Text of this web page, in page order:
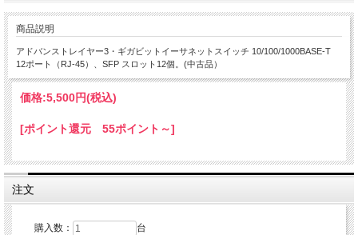
商品説明
アドバンストレイヤー3・ギガビットイーサネットスイッチ 10/100/1000BASE-T
12ポート（RJ-45）、SFP スロット12個。(中古品）
価格:5,500円(税込)
[ポイント還元 55ポイント～]
注文
購入数： 台